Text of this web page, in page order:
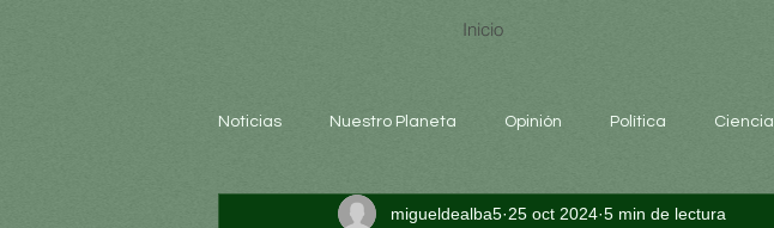
Inicio
Noticias Nuestro Planeta Opinión Política Ciencia
Arte y cultura Educación educación
migueldealba5 25 oct 2024 5 min de lectura